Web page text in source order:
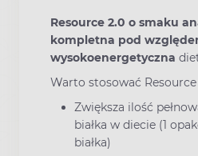
Resource 2.0 o smaku
kompletna pod
wysokoenergetyczna
Warto stosować Resource
Zwiększa ilość
białka w diecie (1
białka)